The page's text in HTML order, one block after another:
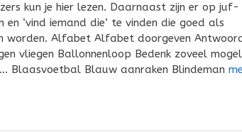
kun je hier lezen. Daarnaast zijn er op juf-
‘vind iemand die‘ te vinden die goed als
worden. Alfabet Alfabet doorgeven
vliegen Ballonnenloop Bedenk zoveel
Blaasvoetbal Blauw aanraken Blindeman